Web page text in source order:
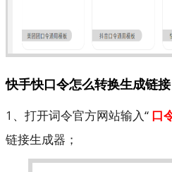
快手快口令怎么转换生成链接
1、打开词令官方网站输入“ 口
链接生成器；